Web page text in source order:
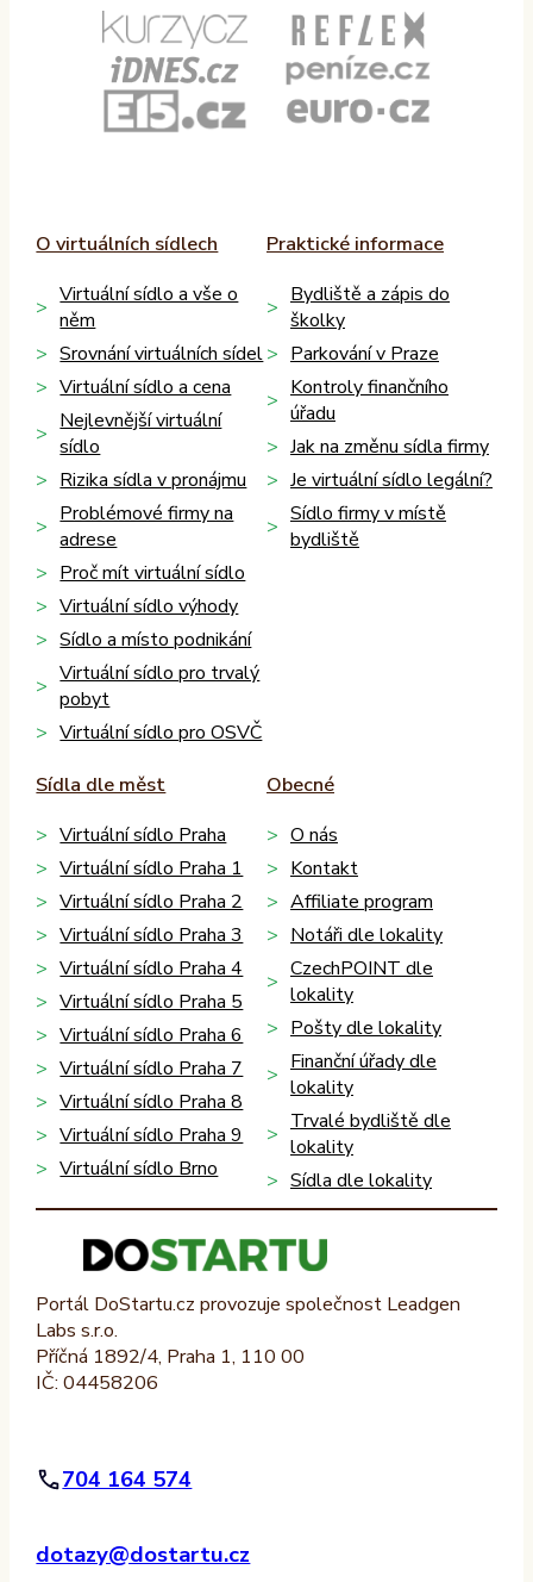
O virtuálních sídlech
Virtuální sídlo a vše o
něm
Srovnání virtuálních sídel
Virtuální sídlo a cena
Nejlevnější virtuální
sídlo
Rizika sídla v pronájmu
Problémové firmy na
adrese
Proč mít virtuální sídlo
Virtuální sídlo výhody
Sídlo a místo podnikání
Virtuální sídlo pro trvalý
pobyt
Virtuální sídlo pro OSVČ
Praktické informace
Bydliště a zápis do
školky
Parkování v Praze
Kontroly finančního
úřadu
Jak na změnu sídla firmy
Je virtuální sídlo legální?
Sídlo firmy v místě
bydliště
Sídla dle měst
Virtuální sídlo Praha
Virtuální sídlo Praha 1
Virtuální sídlo Praha 2
Virtuální sídlo Praha 3
Virtuální sídlo Praha 4
Virtuální sídlo Praha 5
Virtuální sídlo Praha 6
Virtuální sídlo Praha 7
Virtuální sídlo Praha 8
Virtuální sídlo Praha 9
Virtuální sídlo Brno
Obecné
O nás
Kontakt
Affiliate program
Notáři dle lokality
CzechPOINT dle
lokality
Pošty dle lokality
Finanční úřady dle
lokality
Trvalé bydliště dle
lokality
Sídla dle lokality
Portál DoStartu.cz provozuje společnost Leadgen
Labs s.r.o.
Příčná 1892/4, Praha 1, 110 00
IČ: 04458206
704 164 574
dotazy@dostartu.cz